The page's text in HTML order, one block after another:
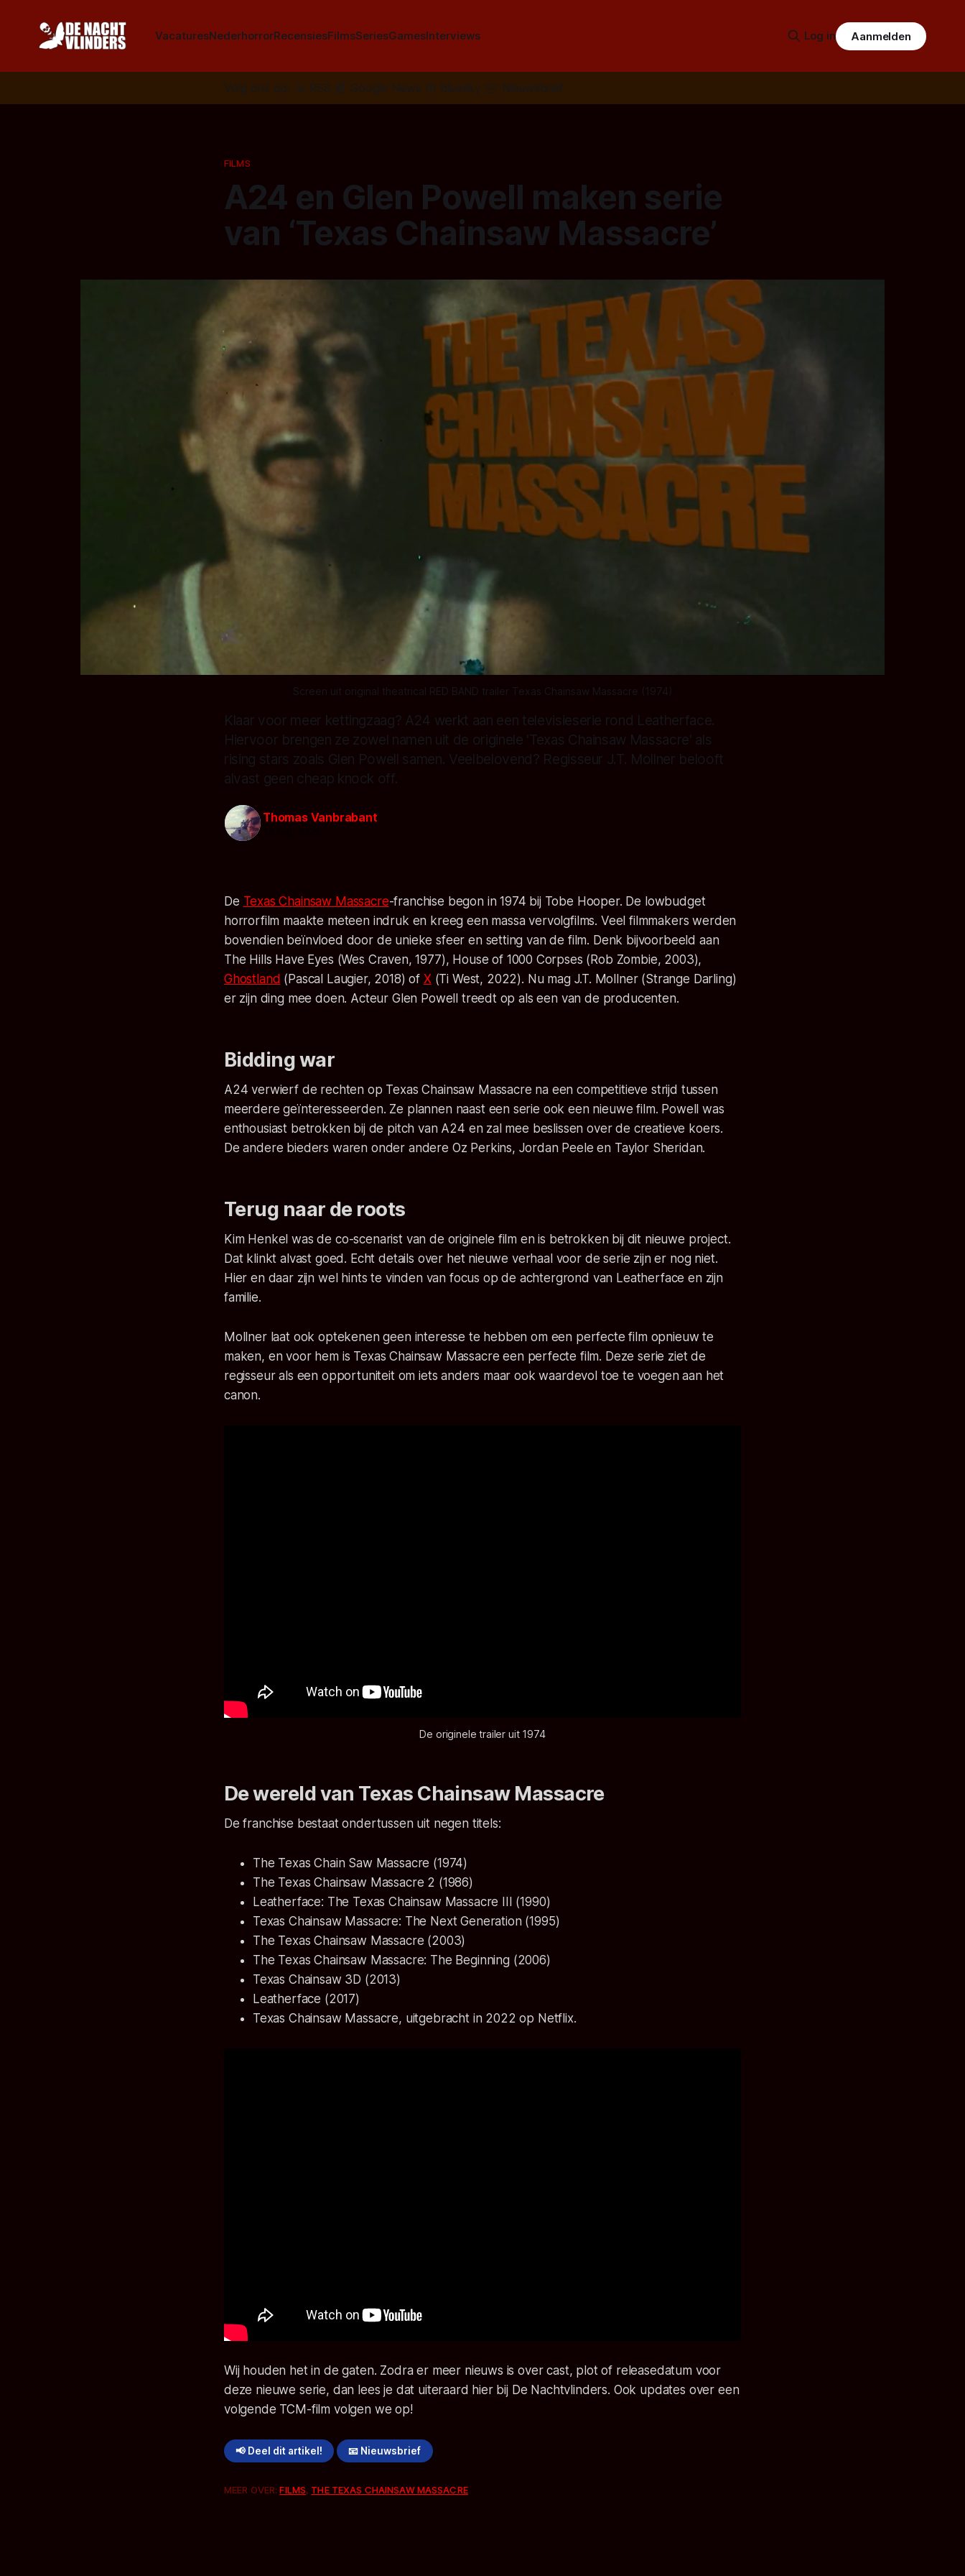
VacaturesNederhorrorRecensiesFilmsSeriesGamesInterviews Log in Aanmelden
Volg ons op: 📣 RSS 📰 Google News 🦋 Bluesky ✉️ Nieuwsbrief
FILMS
A24 en Glen Powell maken serie
van ‘Texas Chainsaw Massacre’
Screen uit original theatrical RED BAND trailer Texas Chainsaw Massacre (1974)
Klaar voor meer kettingzaag? A24 werkt aan een televisieserie rond Leatherface.
Hiervoor brengen ze zowel namen uit de originele 'Texas Chainsaw Massacre' als
rising stars zoals Glen Powell samen. Veelbelovend? Regisseur J.T. Mollner belooft
alvast geen cheap knock off.
Thomas Vanbrabant
De Texas Chainsaw Massacre-franchise begon in 1974 bij Tobe Hooper. De lowbudget
horrorfilm maakte meteen indruk en kreeg een massa vervolgfilms. Veel filmmakers werden
bovendien beïnvloed door de unieke sfeer en setting van de film. Denk bijvoorbeeld aan
The Hills Have Eyes (Wes Craven, 1977), House of 1000 Corpses (Rob Zombie, 2003),
Ghostland (Pascal Laugier, 2018) of X(Ti West, 2022). Nu mag J.T. Mollner (Strange Darling)
er zijn ding mee doen. Acteur Glen Powell treedt op als een van de producenten.
Bidding war
A24 verwierf de rechten op Texas Chainsaw Massacre na een competitieve strijd tussen
meerdere geïnteresseerden. Ze plannen naast een serie ook een nieuwe film. Powell was
enthousiast betrokken bij de pitch van A24 en zal mee beslissen over de creatieve koers.
De andere bieders waren onder andere Oz Perkins, Jordan Peele en Taylor Sheridan.
Terug naar de roots
Kim Henkel was de co-scenarist van de originele film en is betrokken bij dit nieuwe project.
Dat klinkt alvast goed. Echt details over het nieuwe verhaal voor de serie zijn er nog niet.
Hier en daar zijn wel hints te vinden van focus op de achtergrond van Leatherface en zijn
familie.
Mollner laat ook optekenen geen interesse te hebben om een perfecte film opnieuw te
maken, en voor hem is Texas Chainsaw Massacre een perfecte film. Deze serie ziet de
regisseur als een opportuniteit om iets anders maar ook waardevol toe te voegen aan het
canon.
De originele trailer uit 1974
De wereld van Texas Chainsaw Massacre
De franchise bestaat ondertussen uit negen titels:
The Texas Chain Saw Massacre (1974)
The Texas Chainsaw Massacre 2 (1986)
Leatherface: The Texas Chainsaw Massacre III (1990)
Texas Chainsaw Massacre: The Next Generation(1995)
The Texas Chainsaw Massacre (2003)
The Texas Chainsaw Massacre: The Beginning(2006)
Texas Chainsaw 3D (2013)
Leatherface (2017)
Texas Chainsaw Massacre, uitgebracht in 2022 op Netflix.
Wij houden het in de gaten. Zodra er meer nieuws is over cast, plot of releasedatum voor
deze nieuwe serie, dan lees je dat uiteraard hier bij De Nachtvlinders. Ook updates over een
volgende TCM-film volgen we op!
📢 Deel dit artikel! 📧 Nieuwsbrief
MEER OVER:FILMS, THE TEXAS CHAINSAW MASSACRE